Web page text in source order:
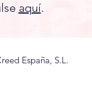
aquí.
España, S.L.